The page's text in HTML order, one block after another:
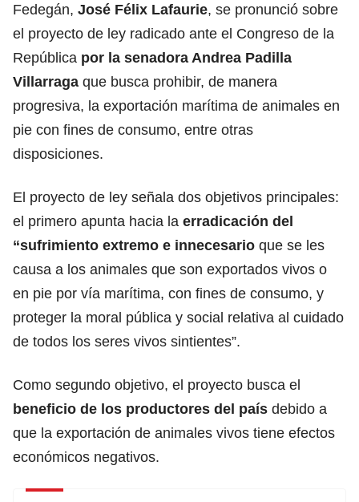
Fedegán, José Félix Lafaurie, se pronunció sobre
el proyecto de ley radicado ante el Congreso de la
República por la senadora Andrea Padilla
Villarraga que busca prohibir, de manera
progresiva, la exportación marítima de animales en
pie con fines de consumo, entre otras
disposiciones.
El proyecto de ley señala dos objetivos principales:
el primero apunta hacia la erradicación del
“sufrimiento extremo e innecesario que se les
causa a los animales que son exportados vivos o
en pie por vía marítima, con fines de consumo, y
proteger la moral pública y social relativa al cuidado
de todos los seres vivos sintientes”.
Como segundo objetivo, el proyecto busca el
beneficio de los productores del país debido a
que la exportación de animales vivos tiene efectos
económicos negativos.